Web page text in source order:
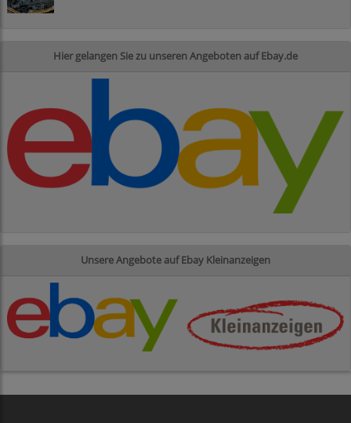
Hier gelangen Sie zu unseren Angeboten auf Ebay.de
Unsere Angebote auf Ebay Kleinanzeigen